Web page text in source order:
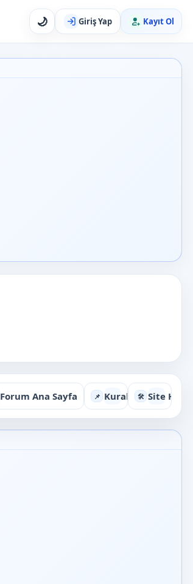
🌙 Giriş Yap Kayıt Ol
Forum Ana Sayfa 📌 Kurallar ve
🛠️ Site